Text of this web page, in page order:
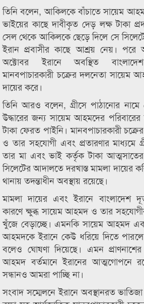
তিনি বলেন, আকিলকে বাঁচাতে সায়েম
ভাইয়ের কাছে দাবীকৃত দেড় লক্ষ টাকা
সেল থেকে আকিলকে ছেড়ে দিলে সে
ইরান প্রবাসীর কাছে আশ্রয় নেয়।
অক্টোবর ইরানে অবস্থিত
মানবপাচারকারী চক্রের দলনেতা সায়েম
দায়ের করে।
তিনি আরও বলেন, গ্রীসে পাঠানোর
উদ্ধারের জন্য সায়েম আহমদের পরিবারের
টাকা ফেরত পাইনি। মানবপাচারকারী
ও তার সহযোগী এবং প্রতারণার মাধ্যমে
তার মা এবং ভাই কর্তৃক টাকা
সিলেটের আদালতে দরখাস্ত মামলা দায়ের
থানায় তদন্তাধীন অবস্থায় রয়েছে।
মামলা দায়ের এবং ইরানে বাংলাদেশ
কারণে ক্ষুব্ধ সায়েম আহমদ ও তার
খুঁজে বেড়াচ্ছে। এমনকি সায়েম আহমদ
আহমদকে ইরানে কেউ ধরিয়ে দিতে
বলেও ঘোষণা দিয়েছে। এমন
আহমদ বর্তমানে ইরানের আত্মগোপনে
সন্ধানও আমরা পাচ্ছি না।
সংবাদ সম্মেলনে ইরানে অবস্থানরত